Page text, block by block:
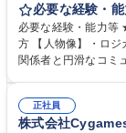
す。 【業務内容の一
務 ■営業部門の企画スタッフ、ルー
ポジションで一定期
鑑みてジョブローテ
表するインフラ企業
必要な経験・
必要な経験・能力等
方 【人物像】・ロ
関係者と円滑なコミュニケーシ
72.html ■エネルギー
甚大化など、これま
正社員
株式会社